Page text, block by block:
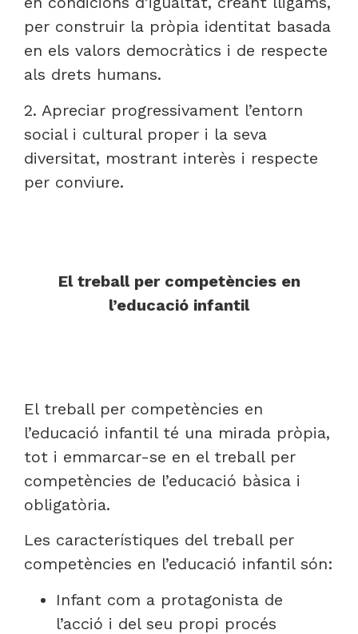
per construir la pròpia identitat basada
en els valors democràtics i de respecte
als drets humans.
2. Apreciar progressivament l’entorn
social i cultural proper i la seva
diversitat, mostrant interès i respecte
per conviure.
El treball per competències en
l’educació infantil
El treball per competències en
l’educació infantil té una mirada pròpia,
tot i emmarcar-se en el treball per
competències de l’educació bàsica i
obligatòria.
Les característiques del treball per
competències en l’educació infantil són:
Infant com a protagonista de
l’acció i del seu propi procés